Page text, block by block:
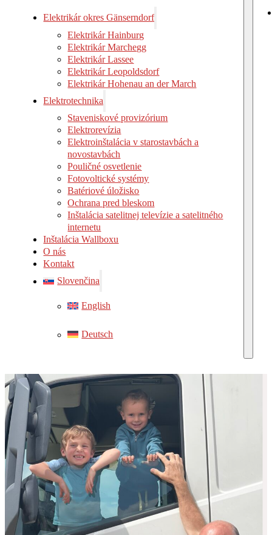
Elektrikár okres Gänserndorf
Elektrikár Hainburg
Elektrikár Marchegg
Elektrikár Lassee
Elektrikár Leopoldsdorf
Elektrikár Hohenau an der March
Elektrotechnika
Staveniskové provizórium
Elektrorevízia
Elektroinštalácia v starostavbách a
novostavbách
Pouličné osvetlenie
Fotovoltické systémy
Batériové úložisko
Ochrana pred bleskom
Inštalácia satelitnej televízie a satelitného
internetu
Inštalácia Wallboxu
O nás
Kontakt
Slovenčina
English
Deutsch